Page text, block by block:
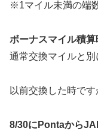
※1マイル未満の端
ボーナスマイル積
通常交換マイルと別
以前交換した時です
8/30にPontaから